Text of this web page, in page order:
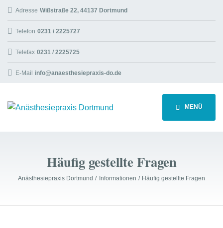
Adresse Wißstraße 22, 44137 Dortmund
Telefon 0231 / 2225727
Telefax 0231 / 2225725
E-Mail info@anaesthesiepraxis-do.de
MENÜ
Häufig gestellte Fragen
Anästhesiepraxis Dortmund Informationen Häufig gestellte Fragen